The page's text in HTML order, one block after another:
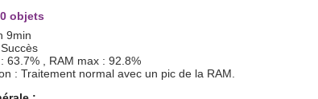
objets
9min
63.7% , RAM max : 92.8%
: Traitement normal avec un pic de la RAM.